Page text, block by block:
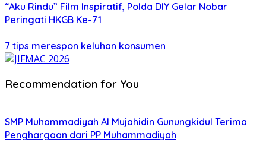
“Aku Rindu” Film Inspiratif, Polda DIY Gelar Nobar
Peringati HKGB Ke-71
7 tips merespon keluhan konsumen
Recommendation for You
SMP Muhammadiyah Al Mujahidin Gunungkidul Terima
Penghargaan dari PP Muhammadiyah